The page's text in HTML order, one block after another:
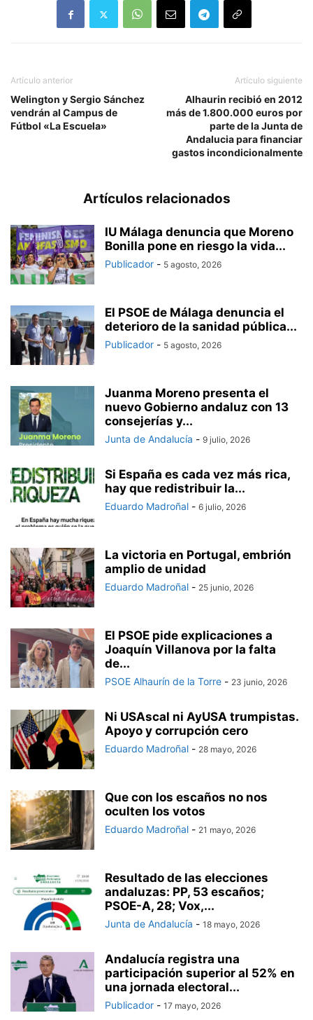
Artículo anterior
Welington y Sergio Sánchez
vendrán al Campus de
Fútbol «La Escuela»
Artículo siguiente
Alhaurin recibió en 2012
más de 1.800.000 euros por
parte de la Junta de
Andalucia para financiar
gastos incondicionalmente
Artículos relacionados
IU Málaga denuncia que Moreno
Bonilla pone en riesgo la vida...
Publicador - 5 agosto, 2026
El PSOE de Málaga denuncia el
deterioro de la sanidad pública...
Publicador - 5 agosto, 2026
Juanma Moreno presenta el
nuevo Gobierno andaluz con 13
consejerías y...
Junta de Andalucía - 9 julio, 2026
Si España es cada vez más rica,
hay que redistribuir la...
Eduardo Madroñal - 6 julio, 2026
La victoria en Portugal, embrión
amplio de unidad
Eduardo Madroñal - 25 junio, 2026
El PSOE pide explicaciones a
Joaquín Villanova por la falta
de...
PSOE Alhaurín de la Torre - 23 junio, 2026
Ni USAscal ni AyUSA trumpistas.
Apoyo y corrupción cero
Eduardo Madroñal - 28 mayo, 2026
Que con los escaños no nos
oculten los votos
Eduardo Madroñal - 21 mayo, 2026
Resultado de las elecciones
andaluzas: PP, 53 escaños;
PSOE-A, 28; Vox,...
Junta de Andalucía - 18 mayo, 2026
Andalucía registra una
participación superior al 52% en
una jornada electoral...
Publicador - 17 mayo, 2026